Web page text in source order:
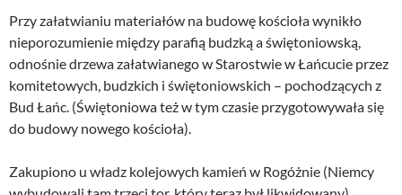
Przy załatwianiu materiałów na budowę kościoła wynikło
nieporozumienie między parafią budzką a świętoniowską,
odnośnie drzewa załatwianego w Starostwie w Łańcucie przez
komitetowych, budzkich i świętoniowskich – pochodzących z
Bud Łańc. (Świętoniowa też w tym czasie przygotowywała się
do budowy nowego kościoła).
Zakupiono u władz kolejowych kamień w Rogóżnie (Niemcy